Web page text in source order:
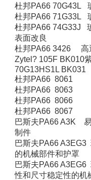
杜邦PA66 70G43L
杜邦PA66 71G33L
杜邦PA66 74G33J
表面改良
杜邦PA66 3426 高
Zytel? 105F BK010
70G13HS1L BK031
杜邦PA66 8061
杜邦PA66 8063
杜邦PA66 8066
杜邦PA66 8067
巴斯夫PA66 A3K
制件
巴斯夫PA66 A3EG3
的机械部件和护罩
巴斯夫PA66 A3EG6
性和尺寸稳定性的机